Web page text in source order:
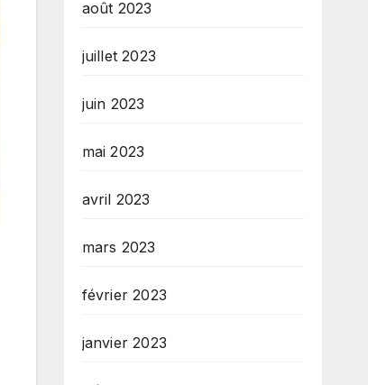
août 2023
juillet 2023
juin 2023
mai 2023
avril 2023
mars 2023
février 2023
janvier 2023